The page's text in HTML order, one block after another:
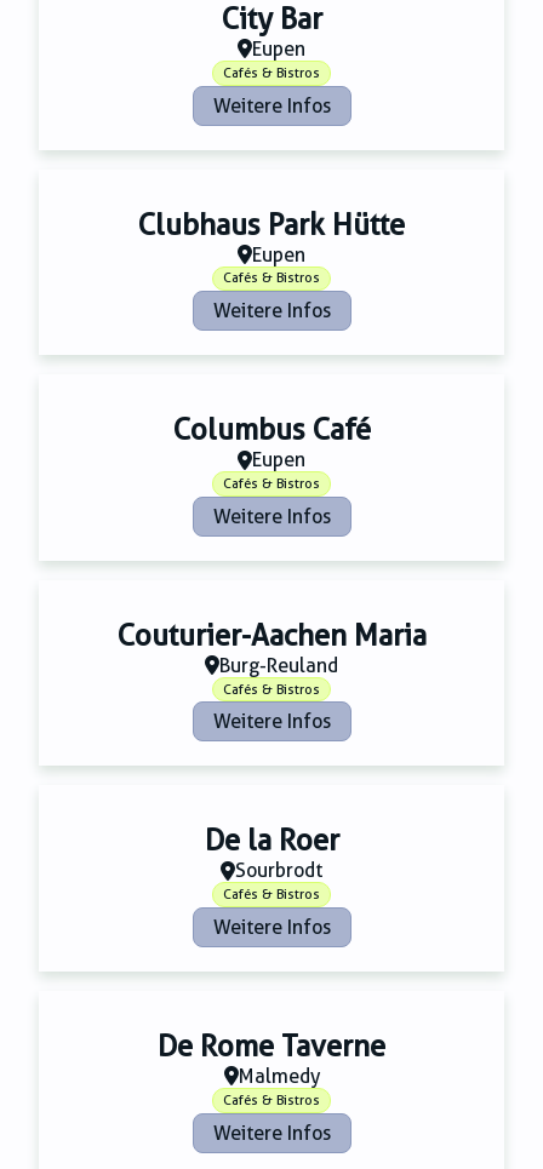
City Bar
Eupen
Cafés & Bistros
Weitere Infos
Clubhaus Park Hütte
Eupen
Cafés & Bistros
Weitere Infos
Columbus Café
Eupen
Cafés & Bistros
Weitere Infos
Couturier-Aachen Maria
Burg-Reuland
Cafés & Bistros
Weitere Infos
De la Roer
Sourbrodt
Cafés & Bistros
Weitere Infos
De Rome Taverne
Malmedy
Cafés & Bistros
Weitere Infos